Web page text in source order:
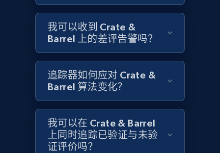
1.6K+ 181+ 立即开始
Target
URL, Product id, Title, Product description,
Rating, Reviews count, Initial price, Discount,
and more.
1.3K+ 175+ 立即开始
我可以收到 Crate &
Barrel 上的差评告警吗？
追踪器如何应对 Crate &
Barrel 算法变化？
我可以在 Crate & Barrel
上同时追踪已验证与未验
证评价吗？